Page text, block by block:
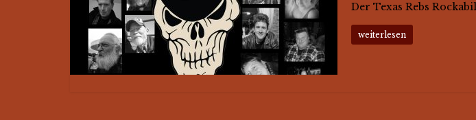
Der Texas Rebs
weiterlesen